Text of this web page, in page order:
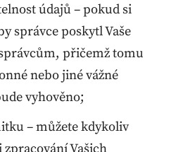
údajů – pokud si
správce poskytl Vaše
přičemž tomu
nebo jiné vážné
vyhověno;
– můžete kdykoliv